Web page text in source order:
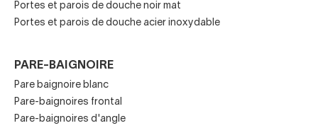
Si vous recherchez des parois de douche ou des pare-
baignoires, commencez par vous poser les questions
Quel est l'espace disponible ?
Portes et parois de douche noir mat
Portes et parois de douche acier inoxydable
PARE-BAIGNOIRE
Pare baignoire blanc
Pare-baignoires frontal
Pare-baignoires d'angle